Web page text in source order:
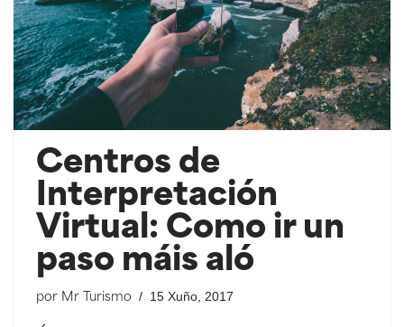
Centros de
Interpretación
Virtual: Como ir un
paso máis aló
por Mr Turismo 15 Xuño, 2017